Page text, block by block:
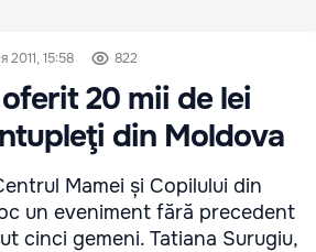
2011, 15:58 822
20 mii de lei
din Moldova
Mamei și Copilului din
un eveniment fără precedent
cinci gemeni. Tatiana Surugiu,